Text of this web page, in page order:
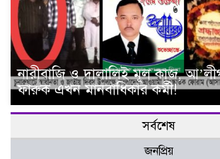
নারীবাজি ও দালালিই মূল কাজ,
ফারুক এখন মানবাধিকার কর্মী!
সর্বশেষ
জনপ্রিয়